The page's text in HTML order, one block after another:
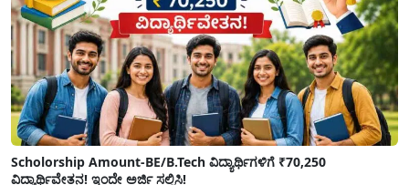
Scholorship Amount-BE/B.Tech ವಿದ್ಯಾರ್ಥಿಗಳಿಗೆ ₹70,250
ವಿದ್ಯಾರ್ಥಿವೇತನ! ಇಂದೇ ಅರ್ಜಿ ಸಲ್ಲಿಸಿ!